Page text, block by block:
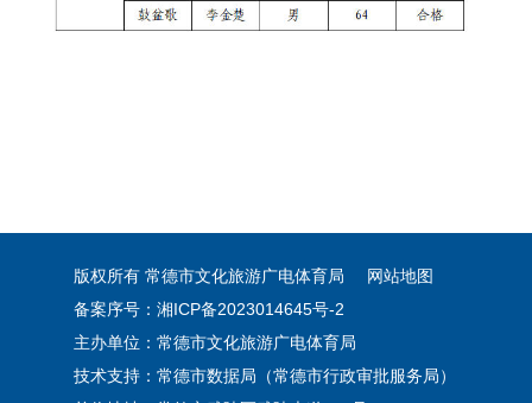
版权所有 常德市文化旅游广电体育局
网站地图
备案序号：湘ICP备2023014645号-2
主办单位：常德市文化旅游广电体育局
技术支持：常德市数据局（常德市行政审批服务局）